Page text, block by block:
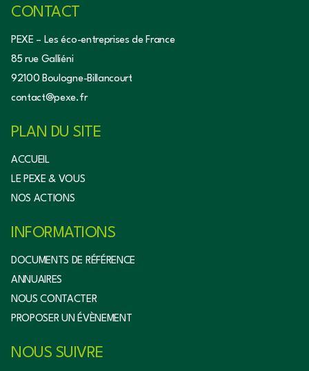
CONTACT
PEXE – Les éco-entreprises de France
85 rue Galliéni
92100 Boulogne-Billancourt
contact@pexe.fr
PLAN DU SITE
ACCUEIL
LE PEXE & VOUS
NOS ACTIONS
INFORMATIONS
DOCUMENTS DE RÉFÉRENCE
ANNUAIRES
NOUS CONTACTER
PROPOSER UN ÉVÈNEMENT
NOUS SUIVRE